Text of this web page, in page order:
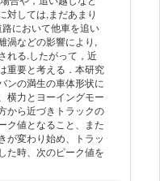
対しては,まだあまり
において他車を追い
渦などの影響により,
れる.したがって，近
重要と考える．本研究
ンの満生の車体形状に
横力とヨーイングモー
から近づきトラックの
ク値となること、また
が変わり始め、トラッ
た時、次のピーク値を